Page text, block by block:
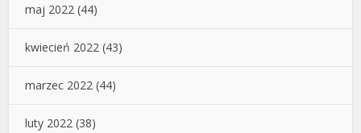
maj 2022 (44)
kwiecień 2022 (43)
marzec 2022 (44)
luty 2022 (38)